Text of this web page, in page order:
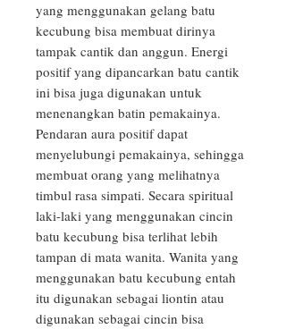
yang menggunakan gelang batu
kecubung bisa membuat dirinya
tampak cantik dan anggun. Energi
positif yang dipancarkan batu cantik
ini bisa juga digunakan untuk
menenangkan batin pemakainya.
Pendaran aura positif dapat
menyelubungi pemakainya, sehingga
membuat orang yang melihatnya
timbul rasa simpati. Secara spiritual
laki-laki yang menggunakan cincin
batu kecubung bisa terlihat lebih
tampan di mata wanita. Wanita yang
menggunakan batu kecubung entah
itu digunakan sebagai liontin atau
digunakan sebagai cincin bisa